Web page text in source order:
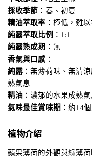
採收季節 ：春、初夏
精油萃取率 ：極低，難
純露萃取比例 ：1:1
純露熟成期 ：無
香氣與口感 ：
純露 ：無薄荷味、無清
熟氣息
精油 ：濃郁的水果成熟氣
氣味最佳賞味期 ：約14個
植物介紹
蘋果薄荷的外觀與綠薄